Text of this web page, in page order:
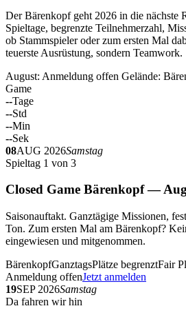
Der Bärenkopf geht 2026 in die nächste
Spieltage, begrenzte Teilnehmerzahl,
ob Stammspieler oder zum ersten Mal
teuerste Ausrüstung, sondern Teamwork.
August: Anmeldung offen Gelände:
Game
--Tage
--Std
--Min
--Sek
08AUG 2026Samstag
Spieltag 1 von 3
Closed Game Bärenkopf —
Saisonauftakt. Ganztägige Missionen,
Ton. Zum ersten Mal am Bärenkopf?
eingewiesen und mitgenommen.
BärenkopfGanztagsPlätze begrenztFair
Anmeldung offenJetzt anmelden
19SEP 2026Samstag
Da fahren wir hin